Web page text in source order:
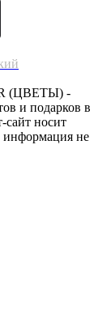
(ЦВЕТЫ) -
и подарков в
сайт носит
информация не